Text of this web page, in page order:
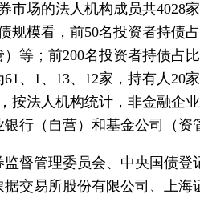
市场的法人机构成员共4028
规模看，前50名投资者持债
等；前200名投资者持债占
、1、13、12家，持有人20
按法人机构统计，非金融企
银行（自营）和基金公司（资
监督管理委员会、中央国债
交易所股份有限公司、上海